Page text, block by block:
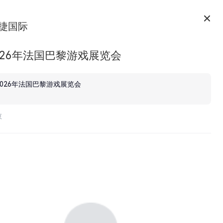
国际
年法国巴黎游戏展览会
年法国巴黎游戏展览会